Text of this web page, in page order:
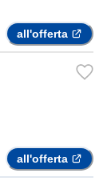
all'offerta
all'offerta